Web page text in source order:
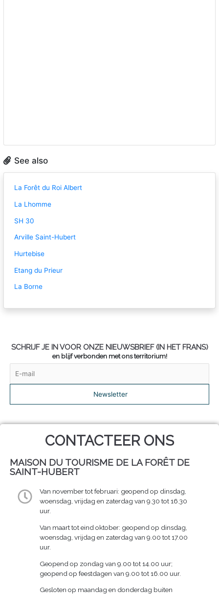
See also
La Forêt du Roi Albert
La Lhomme
SH 30
Arville Saint-Hubert
Hurtebise
Etang du Prieur
La Borne
SCHRIJF JE IN VOOR ONZE NIEUWSBRIEF(IN HET FRANS)
en blijf verbonden met ons territorium!
Newsletter
CONTACTEER ONS
MAISON DU TOURISME DE LA FORÊT DE
SAINT-HUBERT
Van november tot februari: geopend op dinsdag,
woensdag, vrijdag en zaterdag van 9.30 tot 16.30
uur.
Van maart tot eind oktober: geopend op dinsdag,
woensdag, vrijdag en zaterdag van 9.00 tot 17.00
uur.
Geopend op zondag van 9.00 tot 14.00 uur;
geopend op feestdagen van 9.00 tot 16.00 uur.
Gesloten op maandag en donderdag buiten